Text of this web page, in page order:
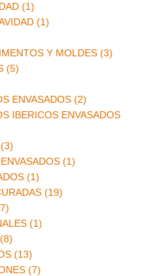
(1)
(1)
Y MOLDES (3)
(5)
ENVASADOS (2)
IBERICOS ENVASADOS
(1)
(1)
(19)
(1)
(13)
(7)